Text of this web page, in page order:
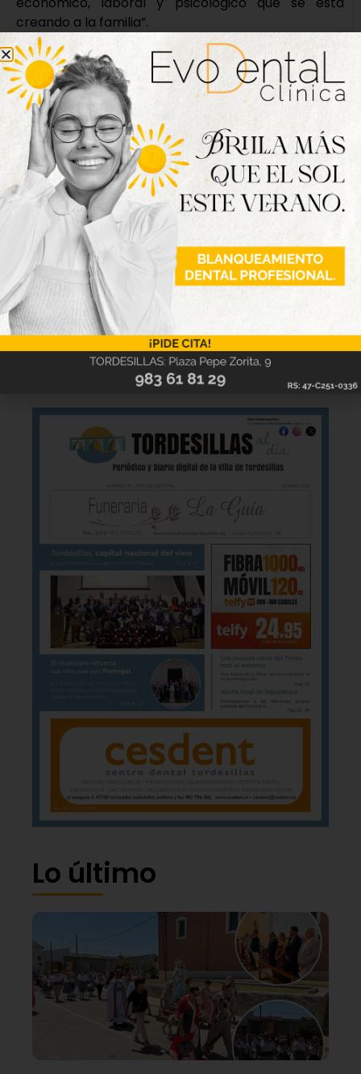
creando a la familia”.
Elisa y su familia exigen a la administración regional
ser comunicados en forma de la supresión del
servicio, como corresponde a un acto
administrativo: por escrito, motivado y con pie de
recurso. “Es evidente que en este caso la Junta de
Castilla y León y la Dirección del Centro han
actuado como una vía de hecho y sin
procedimiento ninguno”, afirma Elisa.
Nueva edición
disponible
Hazte ya con la trigésimo séptima edición de
la revista Tordesillas al día. Haz clic sobre la
imagen para verla online.
Lo último